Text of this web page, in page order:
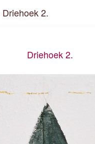
2.
Driehoek 2.